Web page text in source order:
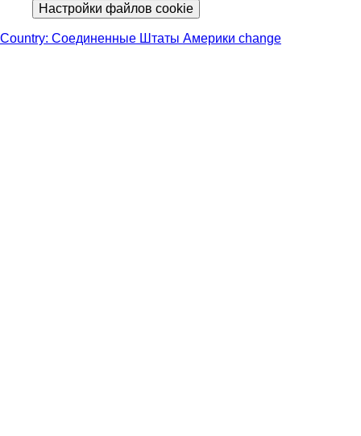
Настройки файлов cookie
Country: Соединенные Штаты Америки change